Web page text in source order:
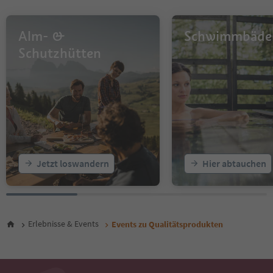
Alm- &
Schutzhütten
Jetzt loswandern Hier abtauchen
Erlebnisse & Events Events zu Qualitätsprodukten